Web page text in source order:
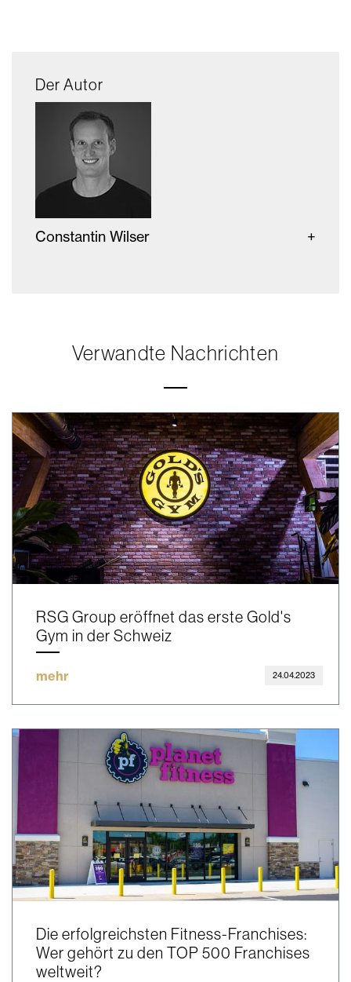
Der Autor
Constantin Wilser
Verwandte Nachrichten
RSG Group eröffnet das erste Gold's
Gym in der Schweiz
mehr 24.04.2023
Die erfolgreichsten Fitness-Franchises:
Wer gehört zu den TOP 500 Franchises
weltweit?